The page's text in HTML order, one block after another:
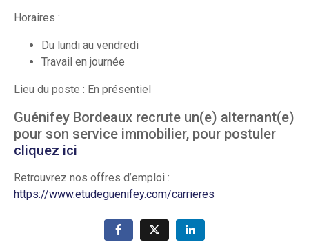
Horaires :
Du lundi au vendredi
Travail en journée
Lieu du poste : En présentiel
Guénifey Bordeaux recrute un(e) alternant(e)
pour son service immobilier, pour postuler
cliquez ici
Retrouvrez nos offres d’emploi :
https://www.etudeguenifey.com/carrieres